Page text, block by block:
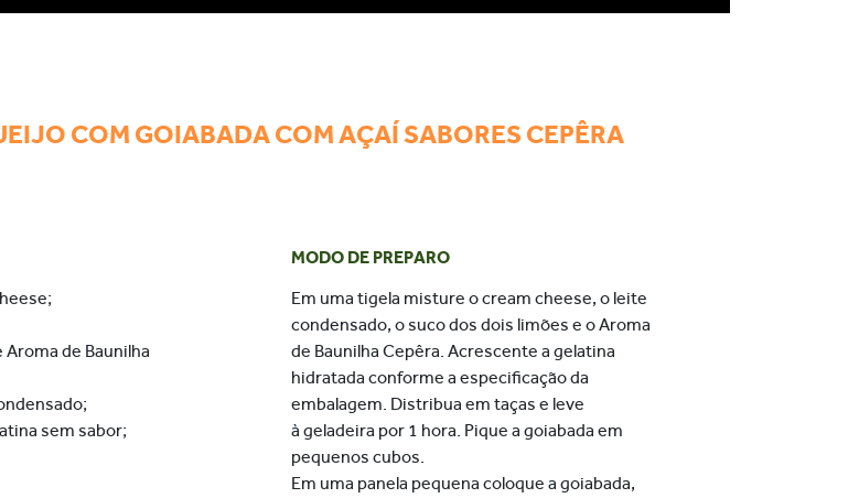
COM GOIABADA COM AÇAÍ SABORES CEPÊRA
;
Aroma de Baunilha
sem sabor;
MODO DE PREPARO
Em uma tigela misture o creamcheese, o leite
condensado, o suco dos dois limões e o Aroma
de BaunilhaCepêra. Acrescente a gelatina
hidratada conforme a especificação da
embalagem. Distribua em taças e leve
àgeladeira por 1 hora. Pique a goiabada em
pequenos cubos.
Em uma panela pequena coloque a goiabada,